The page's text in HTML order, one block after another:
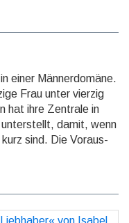
einer Männerdomäne.
Frau unter vierzig
hat ihre Zentrale in
unter­stellt, damit, wenn
sind. Die Voraus­